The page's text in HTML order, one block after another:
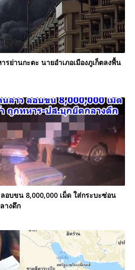
รย่านกะตะ นายอำเภอเมืองภูเก็ตลงพื้น
บขน 8,000,000 เม็ด ใส่กระบะซ่อน
างดึก